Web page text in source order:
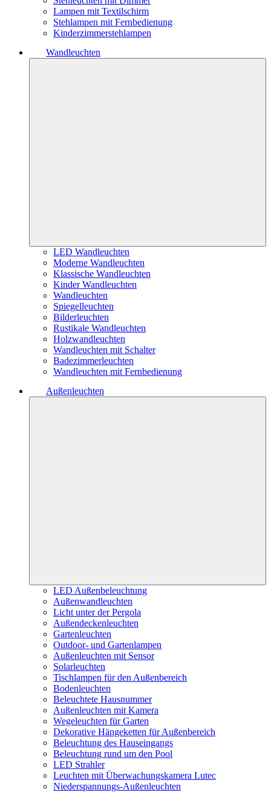
Lampen mit Textilschirm
Stehlampen mit Fernbedienung
Kinderzimmerstehlampen
Wandleuchten
LED Wandleuchten
Moderne Wandleuchten
Klassische Wandleuchten
Kinder Wandleuchten
Wandleuchten
Spiegelleuchten
Bilderleuchten
Rustikale Wandleuchten
Holzwandleuchten
Wandleuchten mit Schalter
Badezimmerleuchten
Wandleuchten mit Fernbedienung
Außenleuchten
LED Außenbeleuchtung
Außenwandleuchten
Licht unter der Pergola
Außendeckenleuchten
Gartenleuchten
Outdoor- und Gartenlampen
Außenleuchten mit Sensor
Solarleuchten
Tischlampen für den Außenbereich
Bodenleuchten
Beleuchtete Hausnummer
Außenleuchten mit Kamera
Wegeleuchten für Garten
Dekorative Hängeketten für Außenbereich
Beleuchtung des Hauseingangs
Beleuchtung rund um den Pool
LED Strahler
Leuchten mit Überwachungskamera Lutec
Niederspannungs-Außenleuchten